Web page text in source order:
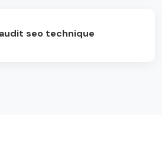
seo technique